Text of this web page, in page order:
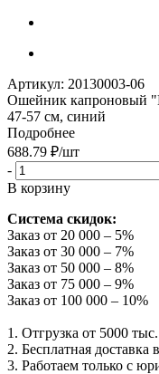
Артикул: 20130003-06
Ошейник капроновый
47-57 см, синий
Подробнее
688.79 ₽/шт
-
В корзину
Система скидок:
Заказ от 20 000 – 5%
Заказ от 30 000 – 7%
Заказ от 50 000 – 8%
Заказ от 75 000 – 9%
Заказ от 100 000 – 10%
1. Отгрузка от 5000
2. Бесплатная
3. Работаем только с